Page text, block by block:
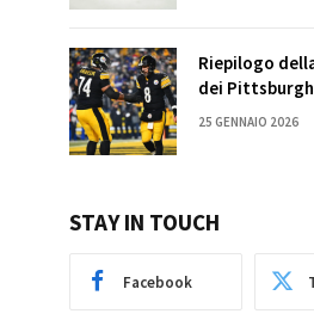
Riepilogo
dei
credi nei
25 GENNAIO 2026
STAY IN TOUCH
Facebook